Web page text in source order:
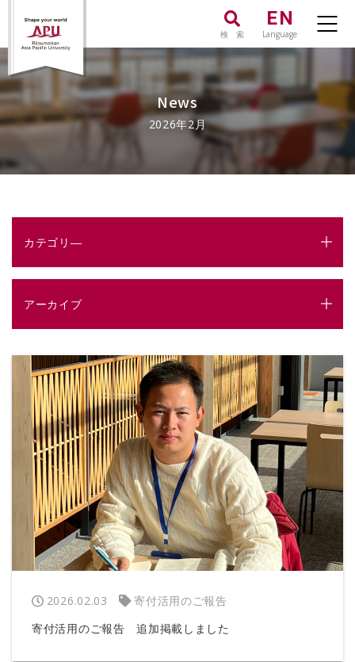
検 索
EN
Language
News
2026年2月
カテゴリ―
アーカイブ
2026.02.03
寄付活用のご報告
寄付活用のご報告 追加掲載しました